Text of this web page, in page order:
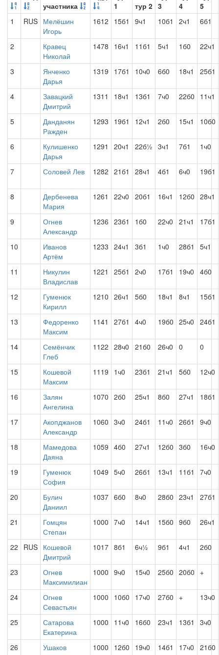
участника
1
тур 2 3
4
5
1
RUS Мелёшин
Игорь
1612 15б1 9ч1 10б1 2ч1 6б1
2
Кравец
Николай
1478 16ч1 11б1 5ч1 1б0 22ч1
3
Янченко
Дарья
1319 17б1 10ч0 6б0 18ч1 25б1
4
Завацкий
Дмитрий
1311 18ч1 13б1 7ч0 22б0 11ч1
5
Данданян
Ражден
1293 19б1 12ч1 2б0 15ч1 10б0
6
Кулишенко
Дарья
1291 20ч1 22б½ 3ч1 7б1 1ч0
7 Соловей Лев 1282 21б1 28ч1 4б1 6ч0 19б1
8
Дербенева
Мария
1261 22ч0 20б1 16ч1 12б0 28ч1
9
Огнев
Александр
1236 23б1 1б0 22ч0 21ч1 17б1
10
Иванов
Артём
1233 24ч1 3б1 1ч0 28б1 5ч1
11
Никулин
Владислав
1221 25б1 2ч0 17б1 19ч0 4б0
12
Гуменюк
Кирилл
1210 26ч1 5б0 18ч1 8ч1 15б1
13
Федоренко
Максим
1141 27б1 4ч0 19б0 25ч0 24б1
14
Семёнчик
Глеб
1122 28ч0 21б0 26ч0 0 0
15
Кошевой
Максим
1119 1ч0 23б1 21ч1 5б0 12ч0
16
Залян
Ангелина
1070 2б0 25ч1 8б0 27ч1 18б1
17
Акопджанов
Александр
1060 3ч0 24б1 11ч0 26б1 9ч0
18
Мамедова
Даяна
1059 4б0 27ч1 12б0 3б0 16ч0
19
Гуменюк
София
1049 5ч0 26б1 13ч1 11б1 7ч0
20
Булич
Даниил
1037 6б0 8ч0 28б0 23ч1 27б1
21
Гомцян
Степан
1000 7ч0 14ч1 15б0 9б0 26ч1
22 RUS Кошевой
Дмитрий
1017 8б1 6ч½ 9б1 4ч1 2б0
23
Огнев
Максимилиан
1000 9ч0 15ч0 25б0 20б0 +
24
Огнев
Севастьян
1000 10б0 17ч0 27б0 + 13ч0
25
Сатарова
Екатерина
1000 11ч0 16б0 23ч1 13б1 3ч0
26
Ушаков
1000 12б0 19ч0 14б1 17ч0 21б0